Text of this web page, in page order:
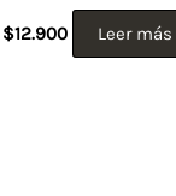
$12.900 Leer más